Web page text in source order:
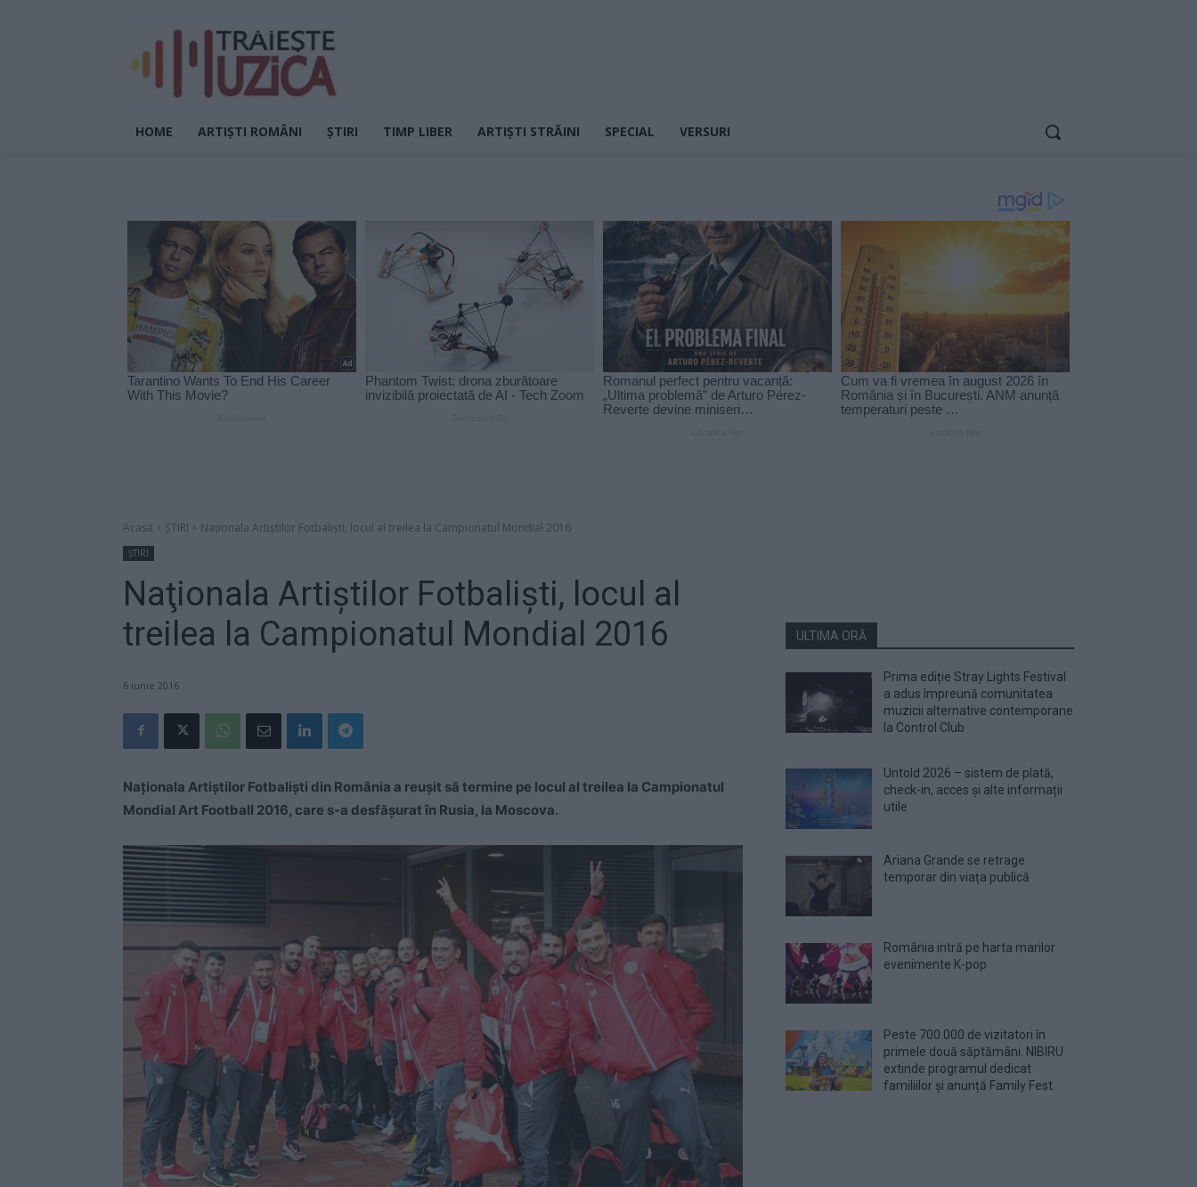
HOME ARTIȘTI ROMÂNI ȘTIRI TIMP LIBER ARTIȘTI STRĂINI SPECIAL VERSURI
Acasă ȘTIRI Naţionala Artiştilor Fotbalişti, locul al treilea la Campionatul Mondial 2016
ȘTIRI
Naţionala Artiştilor Fotbalişti, locul al
treilea la Campionatul Mondial 2016
6 iunie 2016
Naţionala Artiştilor Fotbalişti din România a reuşit să termine pe locul al treilea la Campionatul
Mondial Art Football 2016, care s-a desfăşurat în Rusia, la Moscova.
ULTIMA ORĂ
Prima ediție Stray Lights Festival
a adus împreună comunitatea
muzicii alternative contemporane
la Control Club
Untold 2026 – sistem de plată,
check-in, acces și alte informații
utile
Ariana Grande se retrage
temporar din viața publică
România intră pe harta marilor
evenimente K-pop
Peste 700.000 de vizitatori în
primele două săptămâni. NIBIRU
extinde programul dedicat
familiilor și anunță Family Fest.